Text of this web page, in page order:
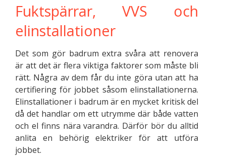
Fuktspärrar, VVS och
elinstallationer
Det som gör badrum extra svåra att renovera
är att det är flera viktiga faktorer som måste bli
rätt. Några av dem får du inte göra utan att ha
certifiering för jobbet såsom elinstallationerna.
Elinstallationer i badrum är en mycket kritisk del
då det handlar om ett utrymme där både vatten
och el finns nära varandra. Därför bör du alltid
anlita en behörig elektriker för att utföra
jobbet.